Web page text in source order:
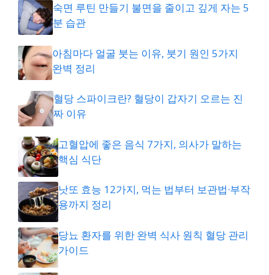
숙면 루틴 만들기 불면을 줄이고 깊게 자는 5
분 습관
아침마다 얼굴 붓는 이유, 붓기 원인 5가지
완벽 정리
혈당 스파이크란? 혈당이 갑자기 오르는 진
짜 이유
고혈압에 좋은 음식 7가지, 의사가 말하는
핵심 식단
낫또 효능 12가지, 먹는 법부터 보관법·부작
용까지 정리
당뇨 환자를 위한 완벽 식사 원칙 혈당 관리
가이드